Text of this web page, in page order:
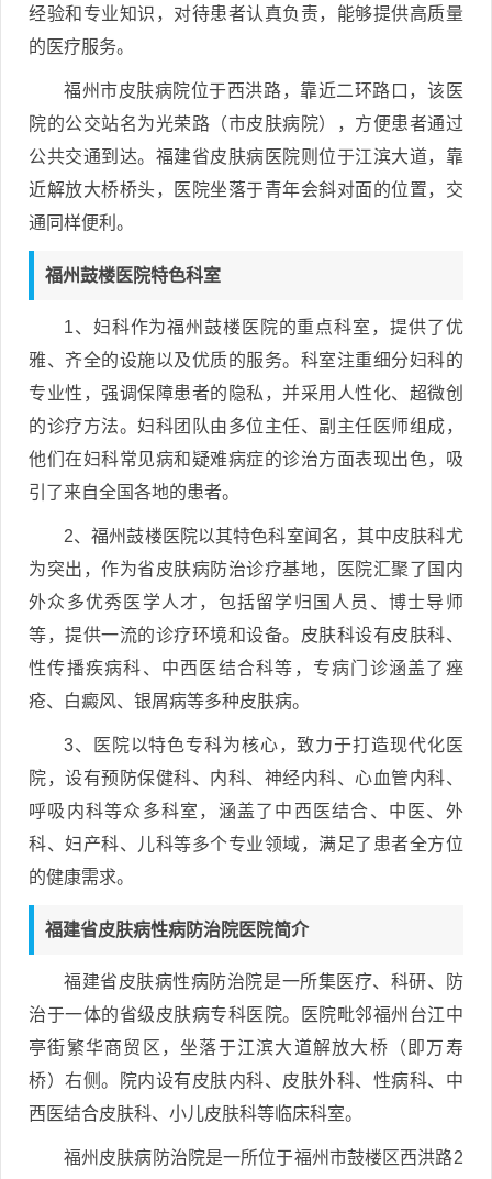
经验和专业知识，对待患者认真负责，能够提供高质量
的医疗服务。
福州市皮肤病院位于西洪路，靠近二环路口，该医
院的公交站名为光荣路（市皮肤病院），方便患者通过
公共交通到达。福建省皮肤病医院则位于江滨大道，靠
近解放大桥桥头，医院坐落于青年会斜对面的位置，交
通同样便利。
福州鼓楼医院特色科室
1、妇科作为福州鼓楼医院的重点科室，提供了优
雅、齐全的设施以及优质的服务。科室注重细分妇科的
专业性，强调保障患者的隐私，并采用人性化、超微创
的诊疗方法。妇科团队由多位主任、副主任医师组成，
他们在妇科常见病和疑难病症的诊治方面表现出色，吸
引了来自全国各地的患者。
2、福州鼓楼医院以其特色科室闻名，其中皮肤科尤
为突出，作为省皮肤病防治诊疗基地，医院汇聚了国内
外众多优秀医学人才，包括留学归国人员、博士导师
等，提供一流的诊疗环境和设备。皮肤科设有皮肤科、
性传播疾病科、中西医结合科等，专病门诊涵盖了痤
疮、白癜风、银屑病等多种皮肤病。
3、医院以特色专科为核心，致力于打造现代化医
院，设有预防保健科、内科、神经内科、心血管内科、
呼吸内科等众多科室，涵盖了中西医结合、中医、外
科、妇产科、儿科等多个专业领域，满足了患者全方位
的健康需求。
福建省皮肤病性病防治院医院简介
福建省皮肤病性病防治院是一所集医疗、科研、防
治于一体的省级皮肤病专科医院。医院毗邻福州台江中
亭街繁华商贸区，坐落于江滨大道解放大桥（即万寿
桥）右侧。院内设有皮肤内科、皮肤外科、性病科、中
西医结合皮肤科、小儿皮肤科等临床科室。
福州皮肤病防治院是一所位于福州市鼓楼区西洪路2